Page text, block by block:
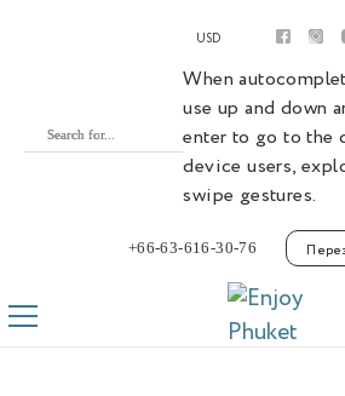
Покупка
Botanica Luxury Villas Phuket
Комплексы
USD
When
use up and down
enter to go to the
device users,
swipe gestures.
+66-63-616-30-76